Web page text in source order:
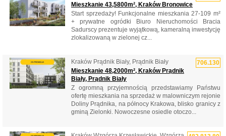
Mieszkanie 43,5800m², Kraków Bronowice
Start sprzedaży! Funkcjonalne mieszkania 27-109 m²
+ prywatne ogródki Biuro Nieruchomości Bracia
Sadurscy prezentuje wyjątkową, kameralną inwestycję
zlokalizowaną w zielonej cz...
706.130
Kraków Prądnik Biały, Prądnik Biały
Mieszkanie 48,2000m², Kraków Prądnik
Biały, Prądnik Biały
Z ogromną przyjemnością przedstawiamy Państwu
ofertę mieszkania na sprzedaż w malowniczym rejonie
Doliny Prądnika, na północy Krakowa, blisko granicy z
gminą Zielonki. Nowoczesne osiedle otoczo...